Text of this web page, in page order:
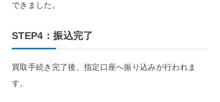
できました。
STEP4：振込完了
買取手続き完了後、指定口座へ振り込みが行われま
す。